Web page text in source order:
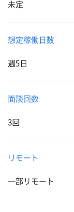
未定
想定稼働日数
週5日
面談回数
3回
リモート
一部リモート